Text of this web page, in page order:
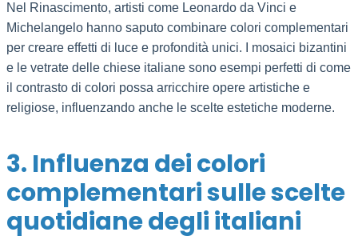
Nel Rinascimento, artisti come Leonardo da Vinci e
Michelangelo hanno saputo combinare colori complementari
per creare effetti di luce e profondità unici. I mosaici bizantini
e le vetrate delle chiese italiane sono esempi perfetti di come
il contrasto di colori possa arricchire opere artistiche e
religiose, influenzando anche le scelte estetiche moderne.
3. Influenza dei colori
complementari sulle scelte
quotidiane degli italiani